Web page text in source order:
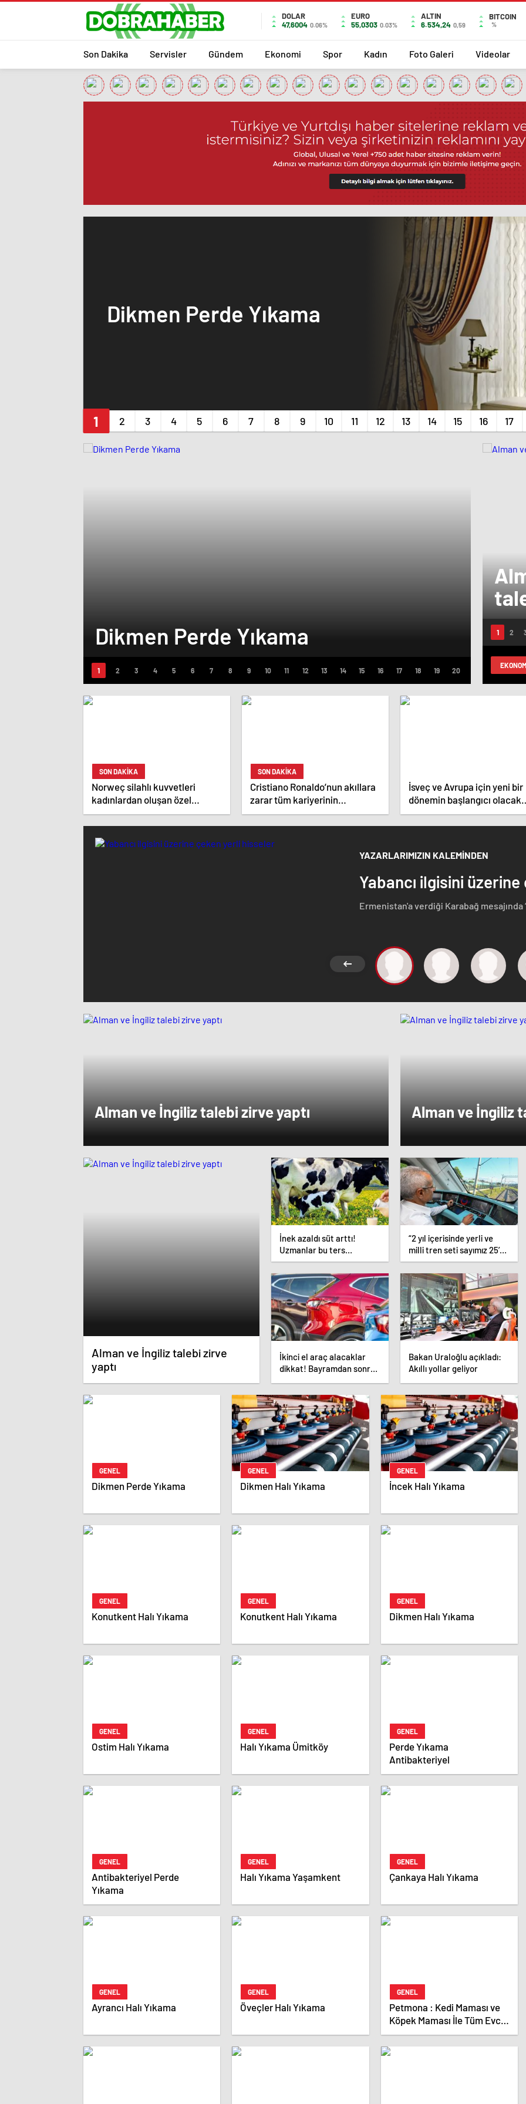
DOLAR
47,6004 0.06%
EURO
55,0303 0.03%
ALTIN
6.534,24 0,59
BITCOIN
%
Son Dakika Servisler Gündem Ekonomi Spor Kadın Foto Galeri Videolar
Dikmen Perde Yıkama
Dikmen Perde Yıkama
SON DAKİKA
Norweç silahlı kuvvetleri
kadınlardan oluşan özel
kuvvetler eğitimlerini başlattı.
SON DAKİKA
Cristiano Ronaldo’nun akıllara
zarar tüm kariyerinin
istatistiğini çıkardık !
İsveç ve Avrupa için yeni bir
dönemin başlangıcı olacak
kararlar.
YAZARLARIMIZIN KALEMİNDEN
Yabancı ilgisini
Ermenistan'a verdiği Karabağ
ise dikkat çeken bir ziyaret
Alman ve İngiliz talebi zirve yaptı Alman ve İngiliz
Alman ve İngiliz talebi zirve
yaptı
İnek azaldı süt arttı!
Uzmanlar bu ters
orantının sebebini açıkladı
“2 yıl içerisinde yerli ve
milli tren seti sayımız 25’e
ulaşacak”
İkinci el araç alacaklar
dikkat! Bayramdan sonra
Bakan Uraloğlu açıkladı:
Akıllı yollar geliyor
GENEL
Dikmen Perde Yıkama
GENEL
Dikmen Halı Yıkama
GENEL
İncek Halı Yıkama
GENEL
Konutkent Halı Yıkama
GENEL
Konutkent Halı Yıkama
GENEL
Dikmen Halı Yıkama
GENEL
Ostim Halı Yıkama
GENEL
Halı Yıkama Ümitköy
GENEL
Perde Yıkama
Antibakteriyel
GENEL
Antibakteriyel Perde
Yıkama
GENEL
Halı Yıkama Yaşamkent
GENEL
Çankaya Halı Yıkama
GENEL
Ayrancı Halı Yıkama
GENEL
Öveçler Halı Yıkama
GENEL
Petmona : Kedi Maması ve
Köpek Maması İle Tüm Evcil
Hayvan Ürünleri